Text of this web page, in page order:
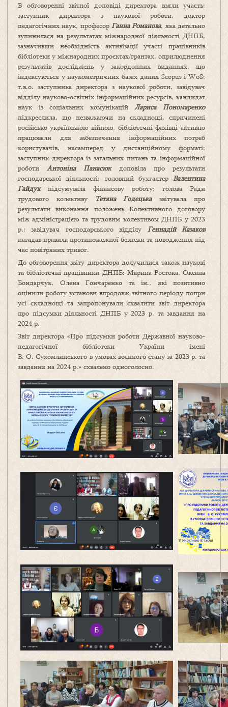
В обговоренні звітної доповіді директора взяли участь:
заступник директора з наукової роботи, доктор
педагогічних наук, професор Ганна Романова, яка детально
зупинилася на результатах міжнародної діяльності ДНПБ,
зазначивши необхідність активізації участі працівників
бібліотеки у міжнародних проєктах/грантах, оприлюднення
результатів досліджень у закордонних виданнях, що
індексуються у наукометричних базах даних Scopus і WoS;
т.в.о. заступника директора з наукової роботи, завідувач
відділу науково-освітніх інформаційних ресурсів, кандидат
наук із соціальних комунікаційЛариса Пономаренко
підкреслила, що незважаючи на складнощі, спричинені
російсько-українською війною, бібліотечні фахівці активно
працювали для забезпечення інформаційних потреб
користувачів, насамперед у дистанційному форматі;
заступник директора із загальних питань та інформаційної
роботиАнтоніна Панасюкдоповіла про результати
господарської діяльності; головний бухгалтер Валентина
Гайдукпідсумувала фінансову роботу; голова Ради
трудового колективу
Тетяна Годецьказвітувала про
результати виконання положень Колективного договору
між адміністрацією та трудовим колективом ДНПБ у 2023
р.; завідувач господарського відділу Геннадій Казаков
нагадав правила протипожежної безпеки та поводження під
час повітряних тривог.
До обговорення звіту директора долучилися також наукові
та бібліотечні працівники ДНПБ: Марина Ростока, Оксана
Бондарчук, Олена Гончаренко та ін., які позитивно
оцінили роботу установи впродовж звітного періоду попри
усі складнощі та запропонували схвалити звіт директора
про підсумки діяльності ДНПБ у 2023 р. та завдання на
2024 р.
Звіт директора «Про підсумки роботи Державної науково-
педагогічної бібліотеки України імені
В. О. Сухомлинського в умовах воєнного стану за 2023 р. та
завдання на 2024 р.» схвалено одноголосно.